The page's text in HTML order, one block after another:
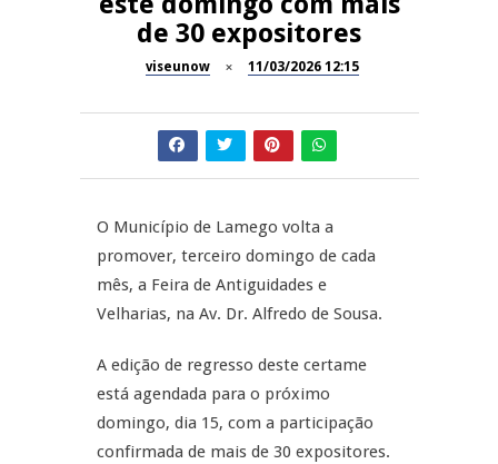
A Juiz Esclarece – Medidas a
executar no meio natural de
vida (III)
Dia do Foral em São João da
REPORTAGENS
Summer Fusion em
REPORTAGENS
Festas do Concelho de Penalva
do Castelo
11º Encontro Gastronómico
de 30 expositores
viseunow 11/03/2026 12:15
O Município de Lamego volta a
promover, terceiro domingo de cada
mês, a Feira de Antiguidades e
Velharias, na Av. Dr. Alfredo de Sousa.
A edição de regresso deste certame
está agendada para o próximo
domingo, dia 15, com a participação
confirmada de mais de 30 expositores.